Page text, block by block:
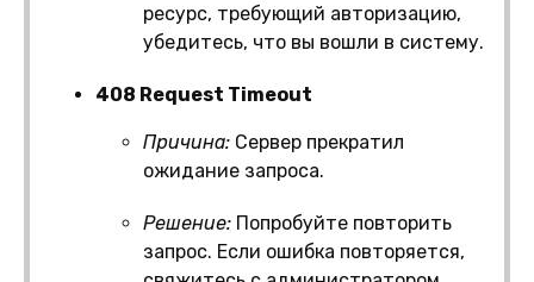
ресурс, требующий авторизацию,
убедитесь, что вы вошли в систему.
408 Request Timeout
Причина: Сервер прекратил
ожидание запроса.
Решение: Попробуйте повторить
запрос. Если ошибка повторяется,